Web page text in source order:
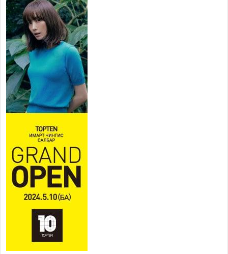
болгон өргөтгөнө
2026 оны 7 сар 27 / 9 цаг 58 минут
ТӨВ АЙМАГТ ӨВЛИЙН
БЭЛТГЭЛ АЖИЛ 80 ХУВЬТАЙ
ҮРГЭЛЖИЛЖ БАЙНА
2026 оны 7 сар 27 / 9 цаг 51 минут
“Хөдөө аж ахуй, хөдөөгийн хөгжил төслийн 2
дахь шат” төслийн хүрээнд 4 банктай
дамжуулан зээлдүүлэх гэрээ байгууллаа
2026 оны 7 сар 27 / 9 цаг 40 минут
УИХ-ын гишүүн С.Зулпхар: Иргэдийн санал
хууль тогтоох үйл ажиллагааны чухал үндэс
2026 оны 7 сар 27 / 9 цаг 19 минут
Ерөнхий хяналтын хоёр удаагийн сонсголд 345
хүн оролцжээ
2026 оны 7 сар 27 / 9 цаг 13 минут
Хянан шалгах түр хорооны нотлох баримттай
нээлттэй танилцах боломжтой боллоо.
2026 оны 7 сар 23 / 15 цаг 58 минут
Дүүжин замын тээвэр энэ оны 12 дугаар сард
ашиглалтад бүрэн орно
2026 оны 7 сар 23 / 10 цаг 21 минут